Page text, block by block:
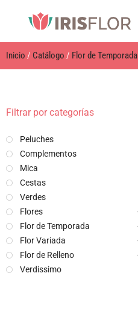
Inicio / Catálogo / Flor de Temporada
Filtrar por categorías
Peluches
Complementos
Mica
Cestas
Verdes
Flores
Flor de Temporada
Flor Variada
Flor de Relleno
Verdissimo